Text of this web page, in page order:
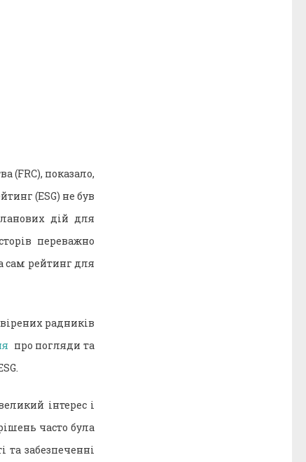
(FRC), показало,
(ESG) не був
дій для
переважно
сам рейтинг для
радників
про погляди та
інтерес і
часто була
та забезпеченні